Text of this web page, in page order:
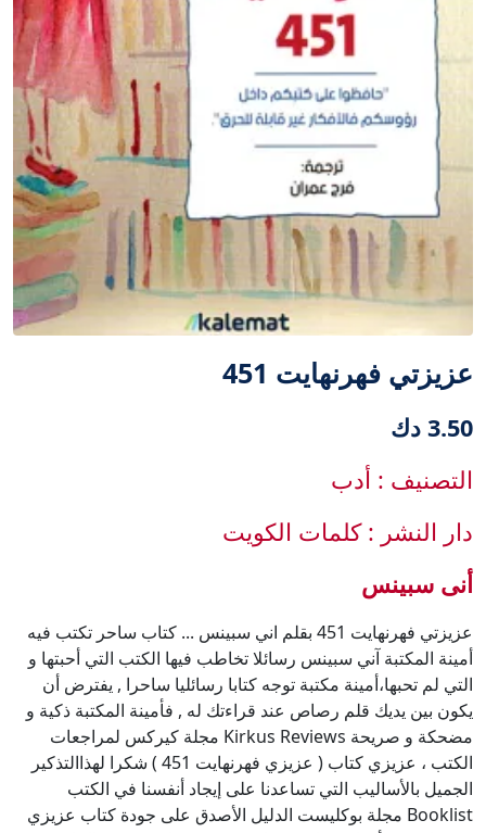
عزيزتي فهرنهايت 451
3.50 دك
التصنيف : أدب
دار النشر : كلمات الكويت
أنى سبينس
عزيزتي فهرنهايت 451 بقلم اني سبينس ... كتاب ساحر تكتب فيه
أمينة المكتبة آني سبينس رسائلا تخاطب فيها الكتب التي أحبتها و
التي لم تحبها،أمينة مكتبة توجه كتابا رسائليا ساحرا , يفترض أن
يكون بين يديك قلم رصاص عند قراءتك له , فأمينة المكتبة ذكية و
مضحكة و صريحة Kirkus Reviews مجلة كيركس لمراجعات
الكتب ، عزيزي كتاب ( عزيزي فهرنهايت 451 ) شكرا لهذاالتذكير
الجميل بالأساليب التي تساعدنا على إيجاد أنفسنا في الكتب
Booklist مجلة بوكليست الدليل الأصدق على جودة كتاب عزيزي